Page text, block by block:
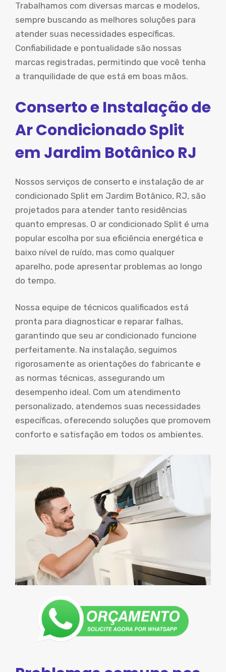
Trabalhamos com diversas marcas e modelos,
sempre buscando as melhores soluções para
atender suas necessidades específicas.
Confiabilidade e pontualidade são nossas
marcas registradas, permitindo que você tenha
a tranquilidade de que está em boas mãos.
Conserto e Instalação de
Ar Condicionado Split
em Jardim Botânico RJ
Nossos serviços de conserto e instalação de ar
condicionado Split em Jardim Botânico, RJ, são
projetados para atender tanto residências
quanto empresas. O ar condicionado Split é uma
popular escolha por sua eficiência energética e
baixo nível de ruído, mas como qualquer
aparelho, pode apresentar problemas ao longo
do tempo.
Nossa equipe de técnicos qualificados está
pronta para diagnosticar e reparar falhas,
garantindo que seu ar condicionado funcione
perfeitamente. Na instalação, seguimos
rigorosamente as orientações do fabricante e
as normas técnicas, assegurando um
desempenho ideal. Com um atendimento
personalizado, atendemos suas necessidades
específicas, oferecendo soluções que promovem
conforto e satisfação em todos os ambientes.